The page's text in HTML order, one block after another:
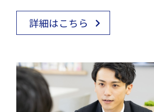
詳細はこちら